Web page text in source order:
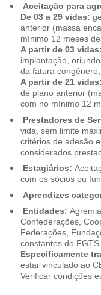
Aceitação para
De 03 a 29 vidas:
anterior (massa
mínimo 12 meses
A partir de 03 vidas:
implantação,
da fatura
A partir de 21 vidas:
de plano anterior
com no mínimo 12
Prestadores de
vida, sem limite
critérios de adesão
considerados
Estagiários:
com os sócios ou
Aprendizes
Entidades:
Confederações,
Federações,
constantes do FGTS.
Especificamente
estar vinculado ao
Verificar condições